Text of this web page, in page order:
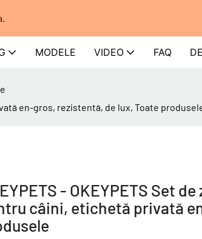
MODELE VIDEO FAQ
en-gros, rezistentă, de lux, Toate
- OKEYPETS Set
câini, etichetă privată